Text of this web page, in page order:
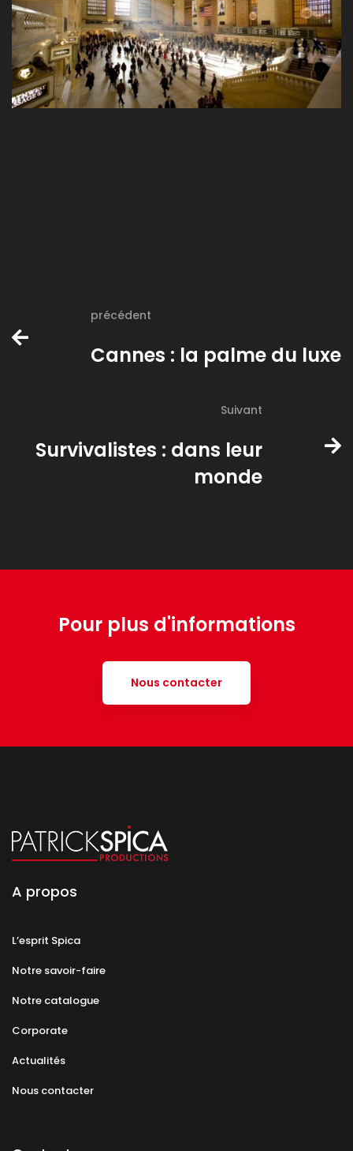
précédent
Cannes : la palme du luxe
Suivant
Survivalistes : dans leur
monde
Pour plus d'informations
Nous contacter
A propos
L’esprit Spica
Notre savoir-faire
Notre catalogue
Corporate
Actualités
Nous contacter